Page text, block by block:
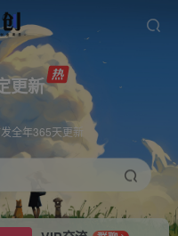
更新
全年365天更新